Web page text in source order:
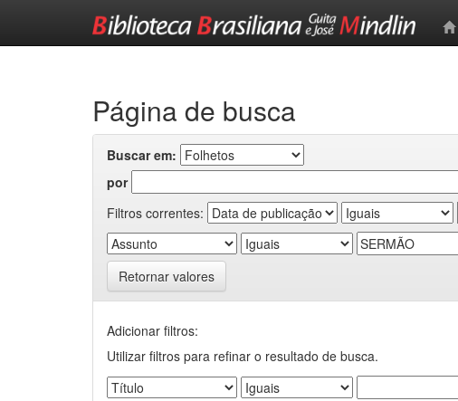
Página de busca
Buscar em:
por
Filtros correntes:
Retornar valores
Adicionar filtros:
Utilizar filtros para refinar o resultado de busca.